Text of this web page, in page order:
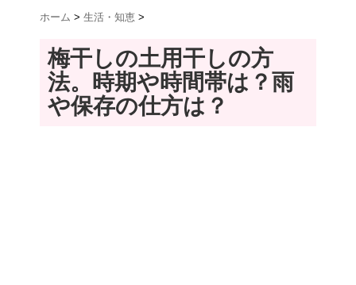
ホーム > 生活・知恵 >
梅干しの土用干しの方
法。時期や時間帯は？雨
や保存の仕方は？